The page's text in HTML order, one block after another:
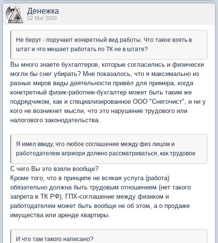
Денежка
02 Mar 2026
Не берут - поручают конкретный вид работы. Что такое взять в
штат и что мешает работать по ТК не в штате?
Вы много знаете бухгалтеров, которые согласились и физически
могли бы снег убирать? Мне показалось, что я максимально из
разных миров виды деятельности привёл для примера, когда
конктретный физик-работник-бухгалтер может быть таким же
подрядчиком, как и специализированное ООО "Снегочист", и ни у
кого не возникнет мысли, что это нарушение трудового или
налогового законодательства.
Я имел ввиду, что любое соглашение между физ лицом и
работодателем априори должно рассматриваться, как трудовое
С чего Вы это взяли вообще?
Кроме того, что в принципе не всякая услуга (работа)
обязательно должна быть трудовым отношением (нет такого
запрета в ТК РФ), ГПХ-соглашение между физиком и
работодателем может быть вообще не об этом, а о продаже
имущества или аренде квартиры.
И что там такого написано?